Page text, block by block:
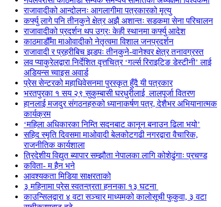
राजावादीको आन्दोलनः आगलागीमा पत्रकारको मृत्यु
कर्फ्यु लागे पनि तीनकुने क्षेत्र अझै अशान्तः सडकमा सेना परिचालन
राजावादीको प्रदर्शन थप उग्रः केही स्थानमा कर्फ्यु आदेश
काठमाडौँमा माओवादीको नेतृत्वमा विशाल जनप्रदर्शन
राजावादी र प्रहरीबिच झडपः तीनकुने-वानेश्वर क्षेत्र तनावग्रस्त
लव प्याकुरेलद्वारा निर्देशित वृत्तचित्र ‘गर्ल्स रिराइटिङ डेस्टीनी’ लाई
अडियन्स च्वाइस अवार्ड
प्रेस सेन्टरको महाधिवेसनमा पुरस्कृत हुँदै यी पत्रकार
भरतपुरका १ सय २९ सुकुम्बासी घरधुरीलाई लालपूर्जा वितरण
हानलाई मजदुर संगठनहरुको ध्यानाकर्षण पत्र, देशैभर अभियानात्मक
कार्यक्रम
‘महिला अधिकारका निम्ति सदनबाट कानून बनाउन ढिला भयो’
सहिद स्मृति दिवसमा माओवादी बेलकोटगढी नगरद्वारा वैचारिक,
राजनीतिक कार्यशाला
त्रिदेशीय विद्युत ब्यापार सम्झौता नेपालका लागि कोशेढुंगाः प्रचण्ड
कविता- म हैन भने
आवश्यकता मिडिया साक्षरताको
३ महिनामा प्रेस स्वतन्त्रता हननका १३ घटना
काउन्सिलद्वारा ४ वटा सञ्चार माध्यमको कालोसूची फुकुवा, ३ वटा